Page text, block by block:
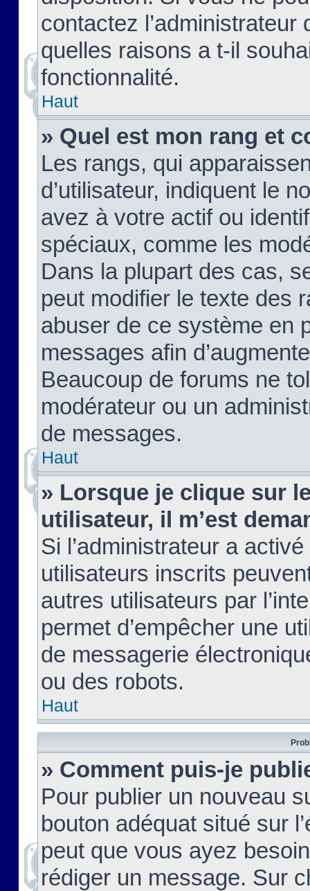
contactez
quelles raisons a t-il
fonctionnalité.
Haut
» Quel est mon rang et
Les rangs, qui
d’utilisateur, indiquent le
avez à votre actif ou
spéciaux, comme les
Dans la plupart des cas,
peut modifier le texte des
abuser de ce système en
messages afin
Beaucoup de forums ne
modérateur ou un
de messages.
Haut
» Lorsque je clique sur
utilisateur, il m’est
Si l’administrateur a
utilisateurs inscrits
autres utilisateurs par
permet d’empêcher une
de messagerie
ou des robots.
Haut
» Comment puis-je
Pour publier un nouveau
bouton adéquat situé sur
peut que vous ayez
rédiger un message. Sur